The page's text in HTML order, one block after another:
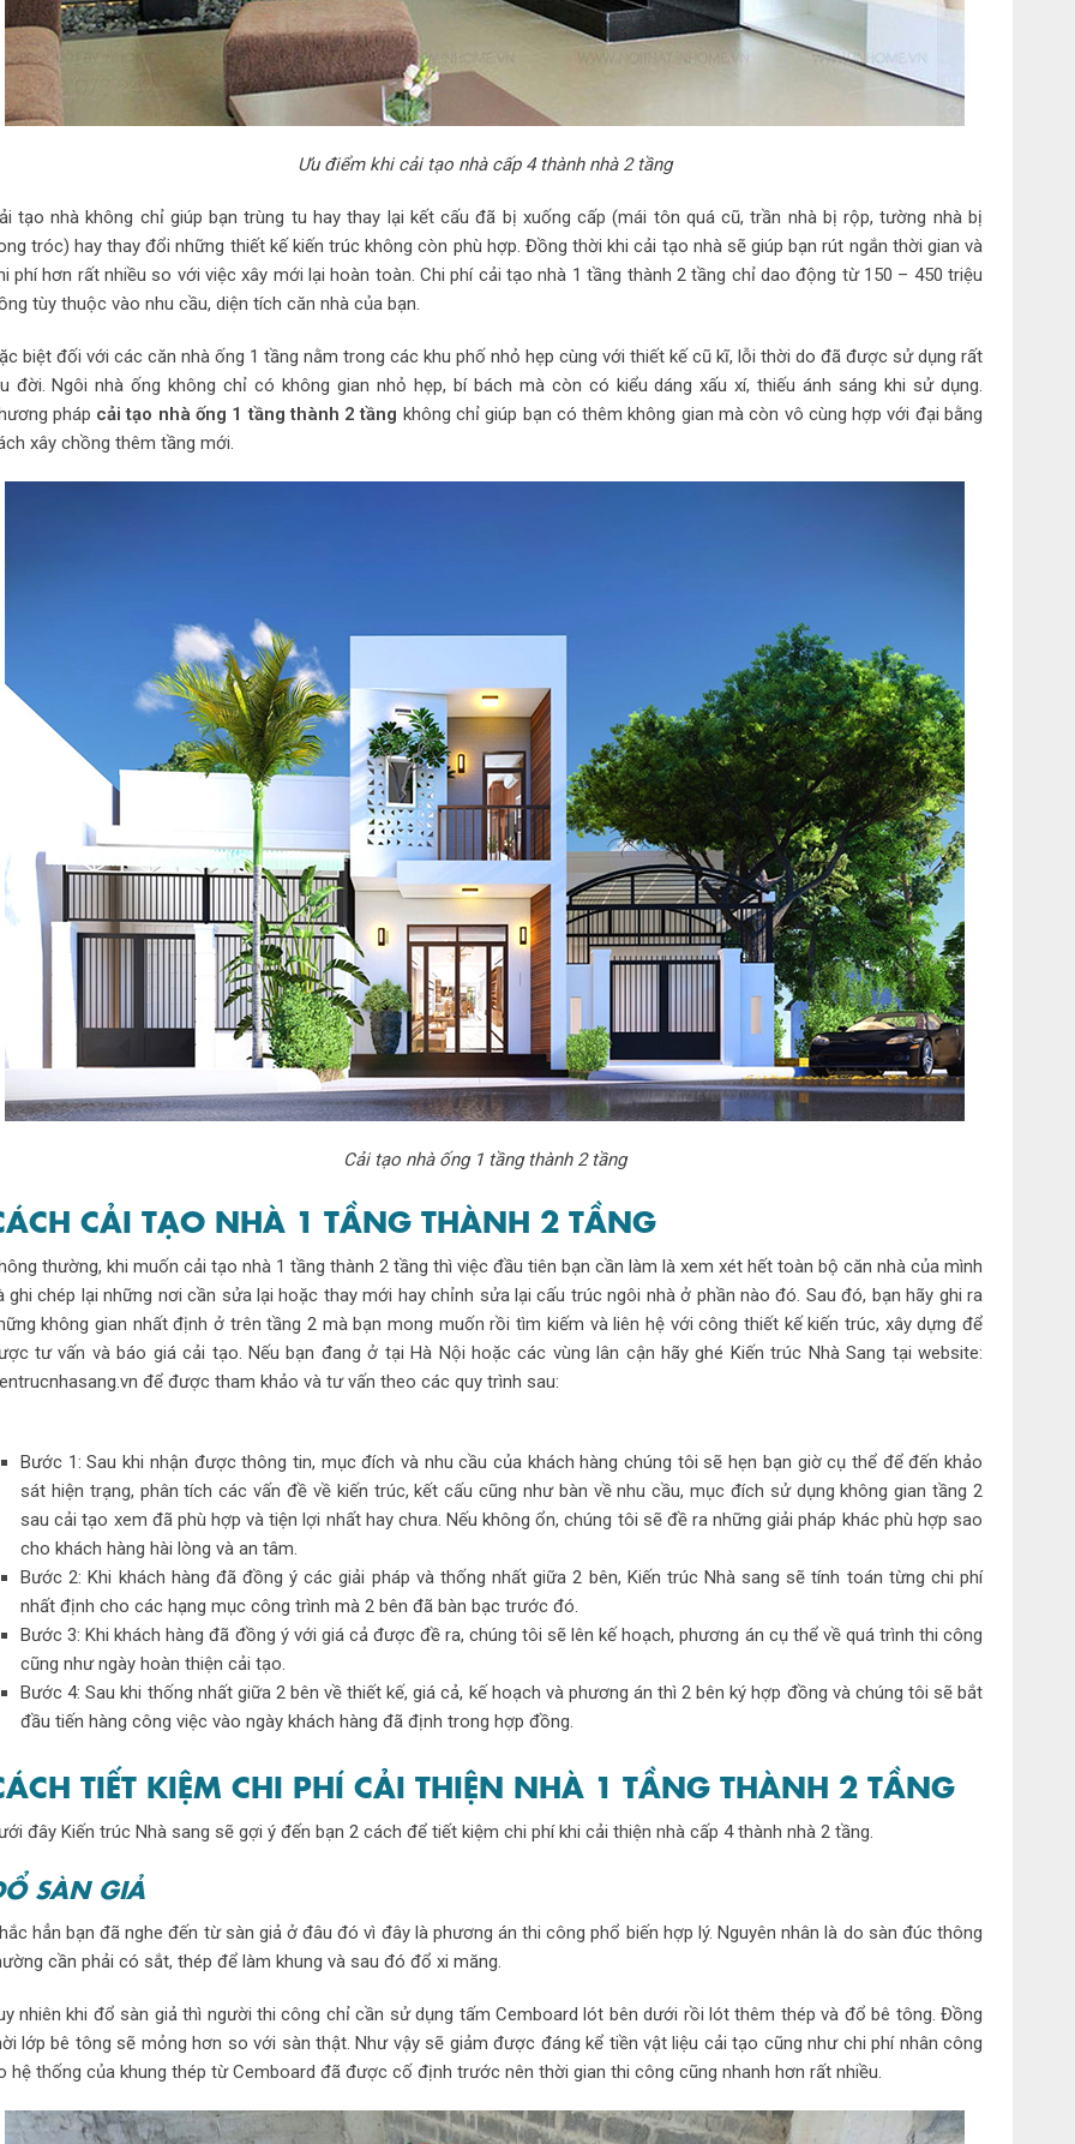
Ưu điểm khi cải tạo nhà cấp 4 thành nhà 2 tầng
tạo nhà không chỉ giúp bạn trùng tu hay thay lại kết cấu đã bị xuống cấp (mái tôn quá cũ, trần nhà bị rộp, tường nhà bị
tróc) hay thay đổi những thiết kế kiến trúc không còn phù hợp. Đồng thời khi cải tạo nhà sẽ giúp bạn rút ngắn thời gian và
phí hơn rất nhiều so với việc xây mới lại hoàn toàn. Chi phí cải tạo nhà 1 tầng thành 2 tầng chỉ dao động từ 150 – 450 triệu
tùy thuộc vào nhu cầu, diện tích căn nhà của bạn.
biệt đối với các căn nhà ống 1 tầng nằm trong các khu phố nhỏ hẹp cùng với thiết kế cũ kĩ, lỗi thời do đã được sử dụng rất
đời. Ngôi nhà ống không chỉ có không gian nhỏ hẹp, bí bách mà còn có kiểu dáng xấu xí, thiếu ánh sáng khi sử dụng.
pháp cải tạo nhà ống 1 tầng thành 2 tầng không chỉ giúp bạn có thêm không gian mà còn vô cùng hợp với đại bằng
xây chồng thêm tầng mới.
Cải tạo nhà ống 1 tầng thành 2 tầng
CẢI TẠO NHÀ 1 TẦNG THÀNH 2 TẦNG
thường, khi muốn cải tạo nhà 1 tầng thành 2 tầng thì việc đầu tiên bạn cần làm là xem xét hết toàn bộ căn nhà của mình
ghi chép lại những nơi cần sửa lại hoặc thay mới hay chỉnh sửa lại cấu trúc ngôi nhà ở phần nào đó. Sau đó, bạn hãy ghi ra
không gian nhất định ở trên tầng 2 mà bạn mong muốn rồi tìm kiếm và liên hệ với công thiết kế kiến trúc, xây dựng để
tư vấn và báo giá cải tạo. Nếu bạn đang ở tại Hà Nội hoặc các vùng lân cận hãy ghé Kiến trúc Nhà Sang tại website:
để được tham khảo và tư vấn theo các quy trình sau:
Bước 1: Sau khi nhận được thông tin, mục đích và nhu cầu của khách hàng chúng tôi sẽ hẹn bạn giờ cụ thể để đến khảo
sát hiện trạng, phân tích các vấn đề về kiến trúc, kết cấu cũng như bàn về nhu cầu, mục đích sử dụng không gian tầng 2
sau cải tạo xem đã phù hợp và tiện lợi nhất hay chưa. Nếu không ổn, chúng tôi sẽ đề ra những giải pháp khác phù hợp sao
cho khách hàng hài lòng và an tâm.
Bước 2: Khi khách hàng đã đồng ý các giải pháp và thống nhất giữa 2 bên, Kiến trúc Nhà sang sẽ tính toán từng chi phí
nhất định cho các hạng mục công trình mà 2 bên đã bàn bạc trước đó.
Bước 3: Khi khách hàng đã đồng ý với giá cả được đề ra, chúng tôi sẽ lên kế hoạch, phương án cụ thể về quá trình thi công
cũng như ngày hoàn thiện cải tạo.
Bước 4: Sau khi thống nhất giữa 2 bên về thiết kế, giá cả, kế hoạch và phương án thì 2 bên ký hợp đồng và chúng tôi sẽ bắt
đầu tiến hàng công việc vào ngày khách hàng đã định trong hợp đồng.
TIẾT KIỆM CHI PHÍ CẢI THIỆN NHÀ 1 TẦNG THÀNH 2 TẦNG
đây Kiến trúc Nhà sang sẽ gợi ý đến bạn 2 cách để tiết kiệm chi phí khi cải thiện nhà cấp 4 thành nhà 2 tầng.
SÀN GIẢ
hẳn bạn đã nghe đến từ sàn giả ở đâu đó vì đây là phương án thi công phổ biến hợp lý. Nguyên nhân là do sàn đúc thông
cần phải có sắt, thép để làm khung và sau đó đổ xi măng.
nhiên khi đổ sàn giả thì người thi công chỉ cần sử dụng tấm Cemboard lót bên dưới rồi lót thêm thép và đổ bê tông. Đồng
lớp bê tông sẽ mỏng hơn so với sàn thật. Như vậy sẽ giảm được đáng kể tiền vật liệu cải tạo cũng như chi phí nhân công
hệ thống của khung thép từ Cemboard đã được cố định trước nên thời gian thi công cũng nhanh hơn rất nhiều.